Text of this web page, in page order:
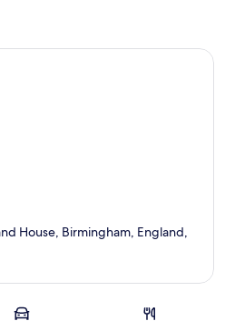
House, Birmingham, England,